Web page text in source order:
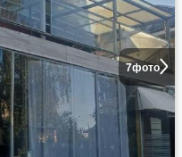
7фото